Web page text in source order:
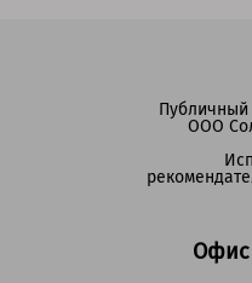
Офис
Публичный
ООО